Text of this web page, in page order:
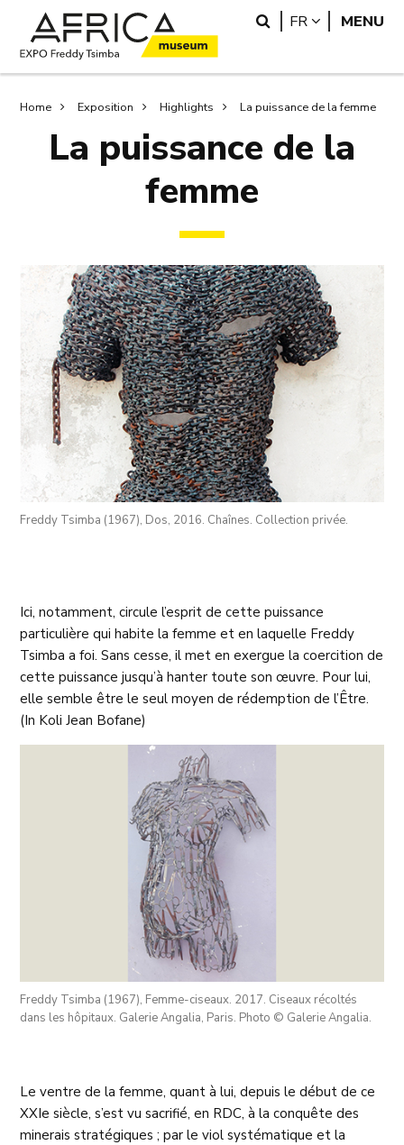
main
content
search
Search
FR LANGUAGE
MENU
Breadcrumb
Home Exposition Highlights La puissance de la femme
La puissance de la
femme
Freddy Tsimba (1967), Dos, 2016. Chaînes. Collection privée.
Ici, notamment, circule l’esprit de cette puissance
particulière qui habite la femme et en laquelle Freddy
Tsimba a foi. Sans cesse, il met en exergue la coercition de
cette puissance jusqu’à hanter toute son œuvre. Pour lui,
elle semble être le seul moyen de rédemption de l’Être.
(In Koli Jean Bofane)
Freddy Tsimba (1967), Femme-ciseaux. 2017. Ciseaux récoltés
dans les hôpitaux. Galerie Angalia, Paris. Photo © Galerie Angalia.
Le ventre de la femme, quant à lui, depuis le début de ce
XXIe siècle, s’est vu sacrifié, en RDC, à la conquête des
minerais stratégiques ; par le viol systématique et la